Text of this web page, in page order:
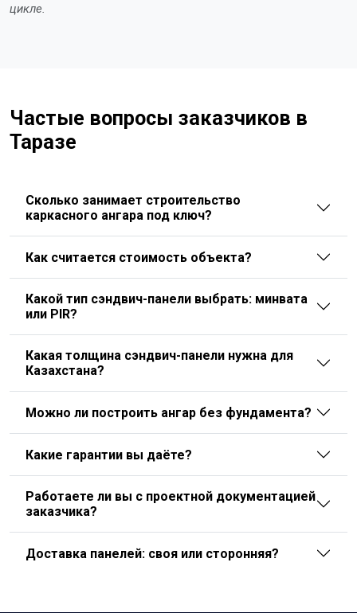
цикле.
Частые вопросы заказчиков в
Таразе
Сколько занимает строительство
каркасного ангара под ключ?
Как считается стоимость объекта?
Какой тип сэндвич-панели выбрать: минвата
или PIR?
Какая толщина сэндвич-панели нужна для
Казахстана?
Можно ли построить ангар без фундамента?
Какие гарантии вы даёте?
Работаете ли вы с проектной документацией
заказчика?
Доставка панелей: своя или сторонняя?